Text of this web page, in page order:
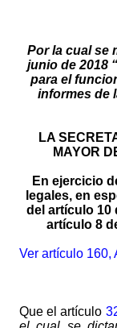
Por la cual se
junio de 2018
para el
informes de
LA
MAYOR
En ejercicio
legales, en
del artículo 10
artículo 8
Ver artículo 160,
Que el artículo